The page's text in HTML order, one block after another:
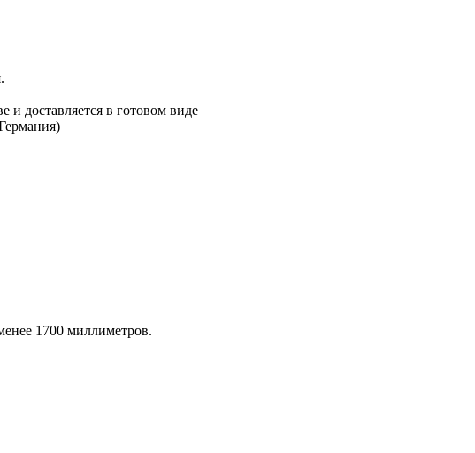
и доставляется в готовом виде
1700 миллиметров.